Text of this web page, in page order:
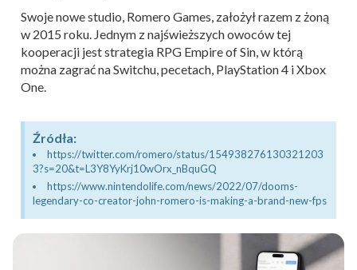
Swoje nowe studio, Romero Games, założył razem z żoną
w 2015 roku. Jednym z najświeższych owoców tej
kooperacji jest strategia RPG Empire of Sin, w którą
można zagrać na Switchu, pecetach, PlayStation 4 i Xbox
One.
Źródła:
https://twitter.com/romero/status/154938276130321203
3?s=20&t=L3Y8YyKrj10wOrx_nBquGQ
https://www.nintendolife.com/news/2022/07/dooms-
legendary-co-creator-john-romero-is-making-a-brand-new-fps